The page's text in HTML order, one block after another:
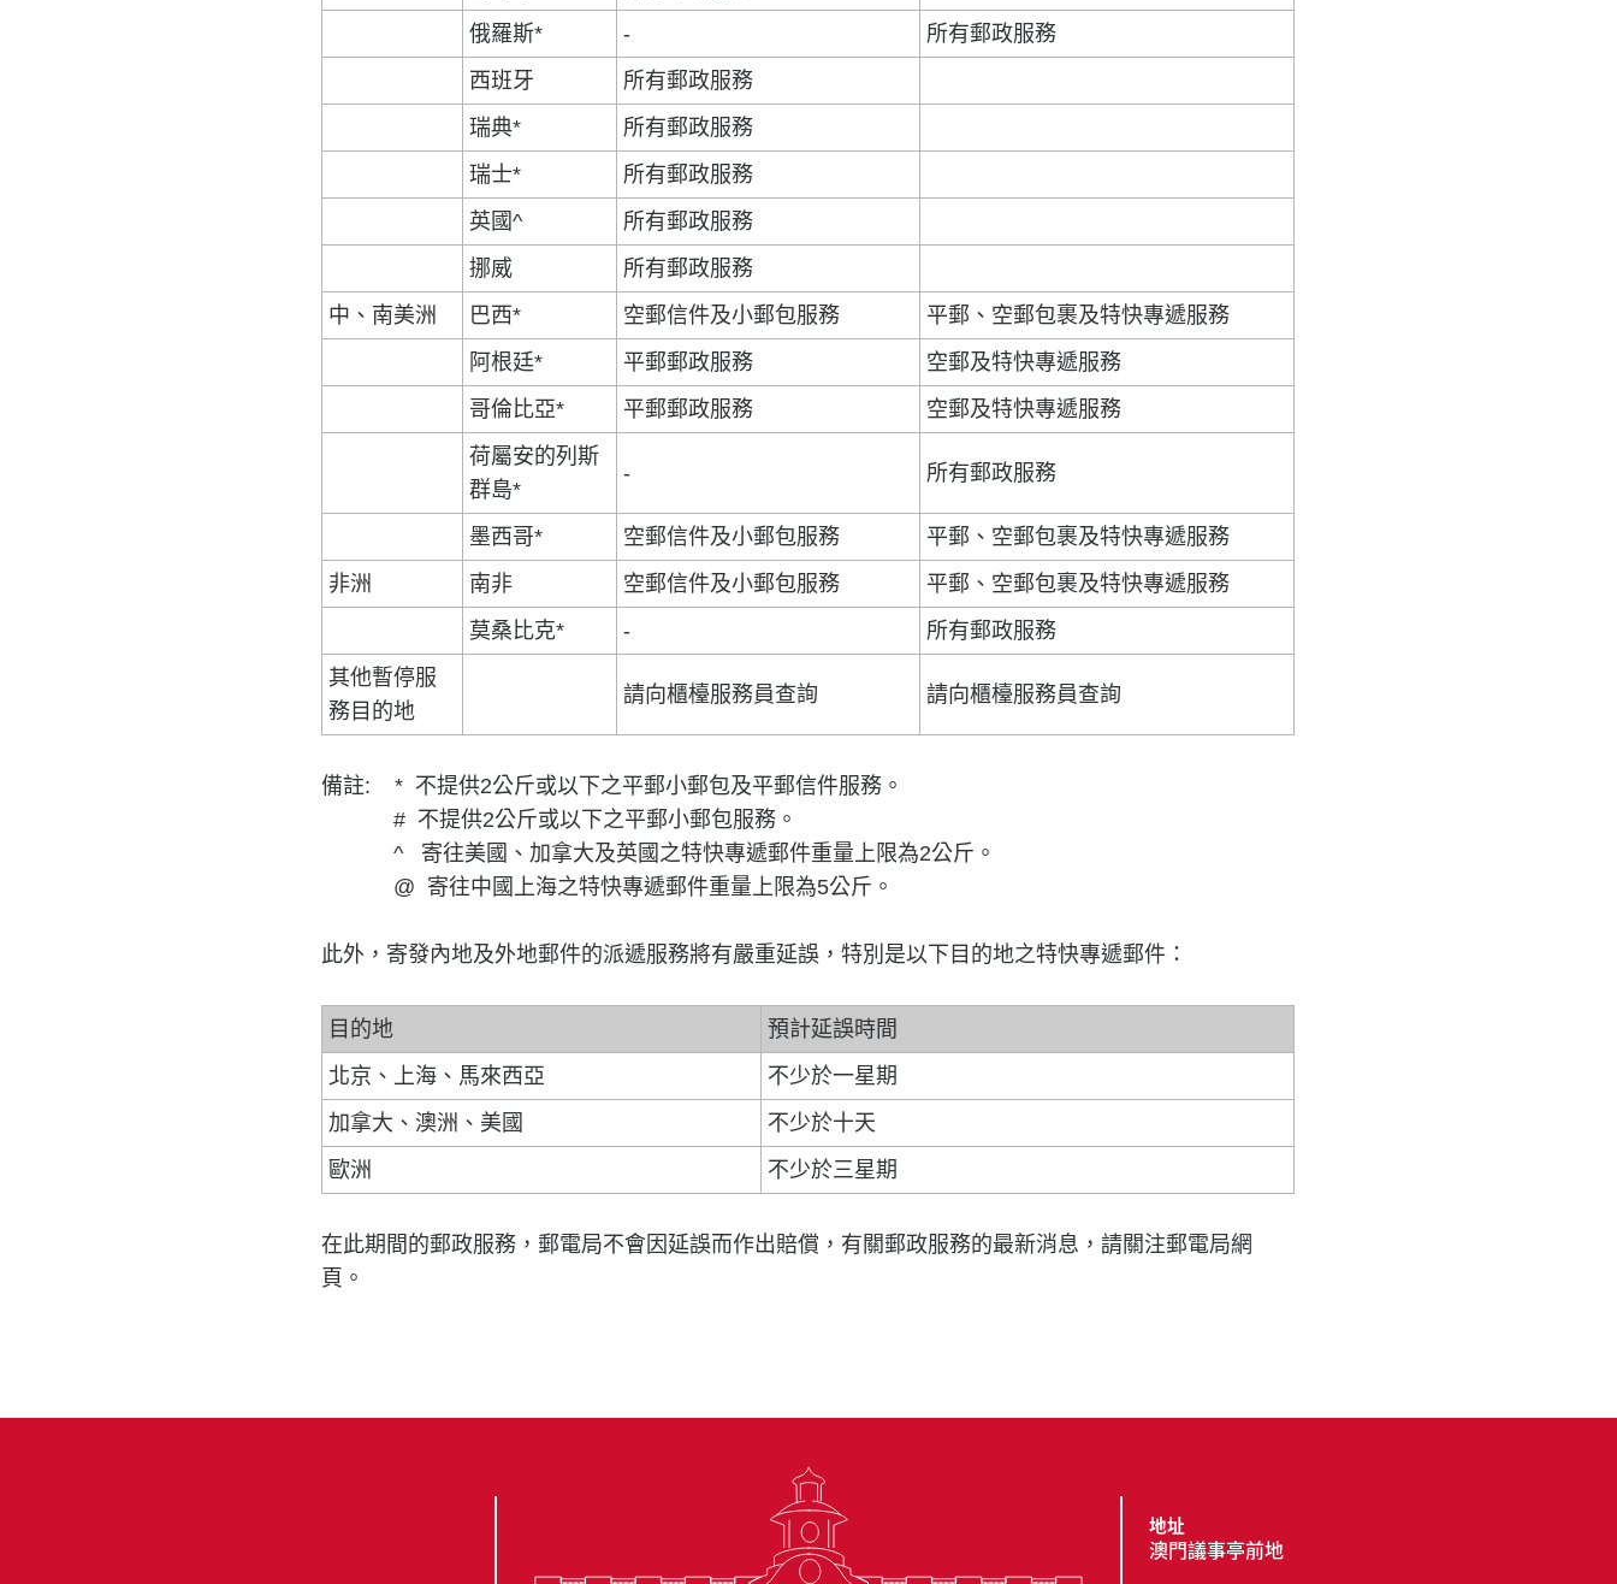
俄羅斯*
-
所有郵政服務
西班牙
所有郵政服務
瑞典*
所有郵政服務
瑞士*
所有郵政服務
英國^
所有郵政服務
挪威
所有郵政服務
中、南美洲
巴西* 空郵信件及小郵包服務
平郵、空郵包裹及特快專遞服務
阿根廷*
平郵郵政服務
空郵及特快專遞服務
哥倫比亞*
平郵郵政服務
空郵及特快專遞服務
荷屬安的列斯
群島*
- 所有郵政服務
墨西哥* 空郵信件及小郵包服務
平郵、空郵包裹及特快專遞服務
非洲
南非 空郵信件及小郵包服務
平郵、空郵包裹及特快專遞服務
莫桑比克*
-
所有郵政服務
其他暫停服
務目的地
請向櫃檯服務員查詢 請向櫃檯服務員查詢
備註: * 不提供2公斤或以下之平郵小郵包及平郵信件服務。
# 不提供2公斤或以下之平郵小郵包服務。
^ 寄往美國、加拿大及英國之特快專遞郵件重量上限為2公斤。
@ 寄往中國上海之特快專遞郵件重量上限為5公斤。
此外，寄發內地及外地郵件的派遞服務將有嚴重延誤，特別是以下目的地之特快專遞郵件：
目的地
預計延誤時間
北京、上海、馬來西亞
不少於一星期
加拿大、澳洲、美國
不少於十天
歐洲
不少於三星期
在此期間的郵政服務，郵電局不會因延誤而作出賠償，有關郵政服務的最新消息，請關注郵電局網
頁。
地址
澳門議事亭前地